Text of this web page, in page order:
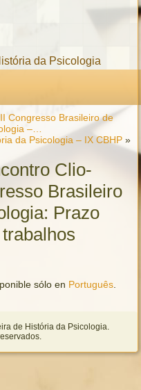
da Psicologia
Congresso Brasileiro de
–…
da Psicologia – IX CBHP»
Clio-
Brasileiro
Prazo
sólo en Português
de História da Psicologia.